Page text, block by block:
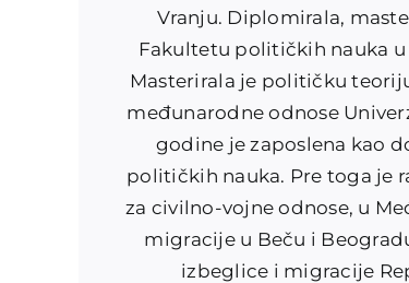
Vranju. Diplomirala,
Fakultetu političkih nauka
Masterirala je političku
međunarodne odnose
godine je zaposlena kao
političkih nauka. Pre toga je
za civilno-vojne odnose, u
migracije u Beču i
izbeglice i migracije